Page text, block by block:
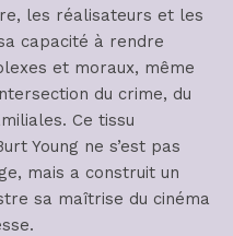
les réalisateurs et les
capacité à rendre
et moraux, même
du crime, du
Ce tissu
Young ne s’est pas
mais a construit un
sa maîtrise du cinéma